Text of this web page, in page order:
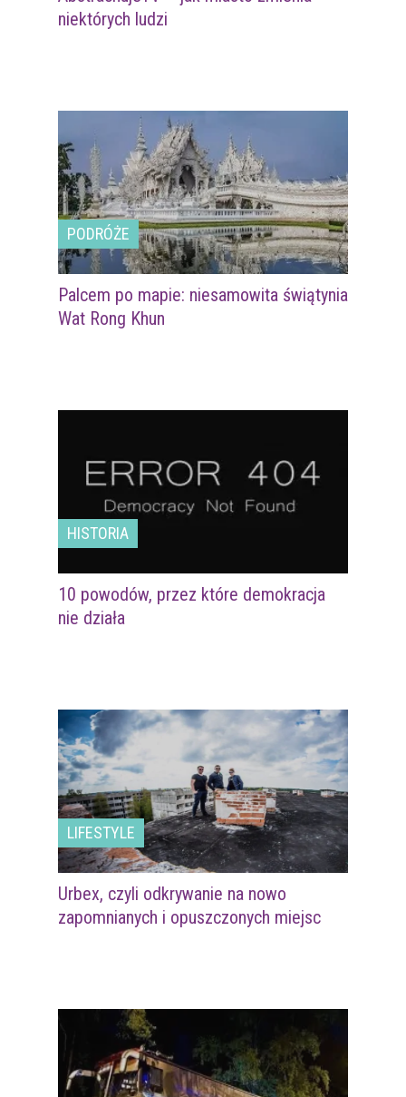
niektórych ludzi
PODRÓŻE
Palcem po mapie: niesamowita świątynia
Wat Rong Khun
HISTORIA
10 powodów, przez które demokracja
nie działa
LIFESTYLE
Urbex, czyli odkrywanie na nowo
zapomnianych i opuszczonych miejsc